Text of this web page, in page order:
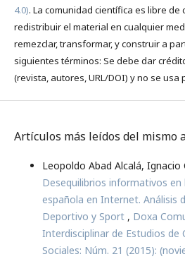
4.0). La comunidad científica es libre de
redistribuir el material en cualquier
remezclar, transformar, y construir a
siguientes términos: Se debe dar
(revista, autores, URL/DOI) y no se usa
Artículos más leídos del mismo
Leopoldo Abad Alcalá, Ignacio
Desequilibrios informativos en
española en Internet. Análisis
Deportivo y Sport , Doxa
Interdisciplinar de Estudios de
Sociales: Núm. 21 (2015):